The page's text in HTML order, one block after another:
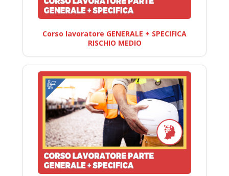
Corso lavoratore GENERALE + SPECIFICA
RISCHIO MEDIO